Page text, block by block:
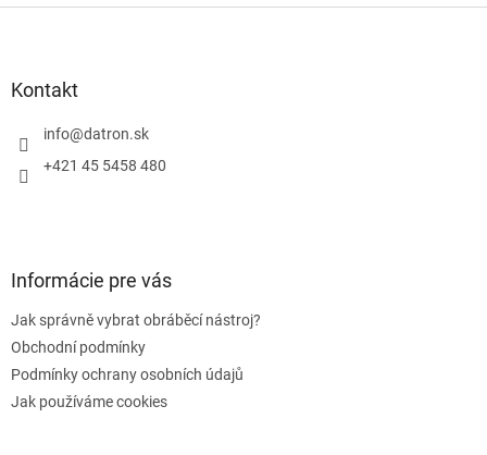
Kontakt
info@datron.sk
+421 45 5458 480
Informácie pre vás
Jak správně vybrat obráběcí nástroj?
Obchodní podmínky
Podmínky ochrany osobních údajů
Jak používáme cookies